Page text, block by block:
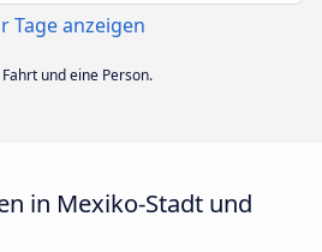
Tage anzeigen
und eine Person.
in Mexiko-Stadt und